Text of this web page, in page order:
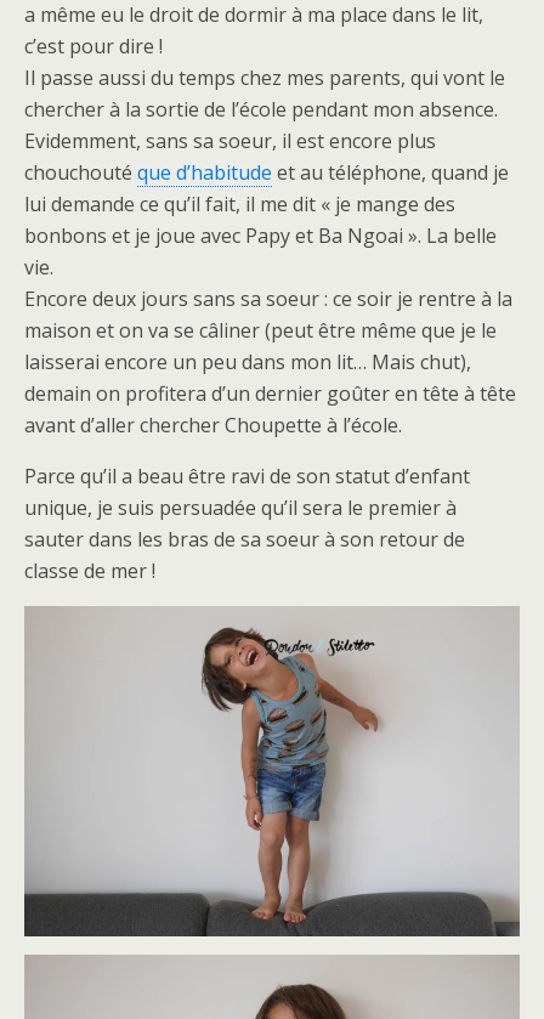
a même eu le droit de dormir à ma place dans le lit,
c’est pour dire !
Il passe aussi du temps chez mes parents, qui vont le
chercher à la sortie de l’école pendant mon absence.
Evidemment, sans sa soeur, il est encore plus
chouchouté que d’habitude et au téléphone, quand je
lui demande ce qu’il fait, il me dit « je mange des
bonbons et je joue avec Papy et Ba Ngoai ». La belle
vie.
Encore deux jours sans sa soeur : ce soir je rentre à la
maison et on va se câliner (peut être même que je le
laisserai encore un peu dans mon lit… Mais chut),
demain on profitera d’un dernier goûter en tête à tête
avant d’aller chercher Choupette à l’école.
Parce qu’il a beau être ravi de son statut d’enfant
unique, je suis persuadée qu’il sera le premier à
sauter dans les bras de sa soeur à son retour de
classe de mer !